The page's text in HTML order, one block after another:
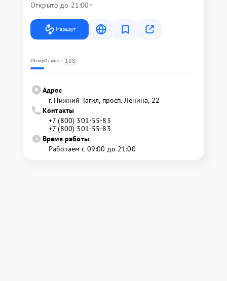
Открыто до 21:00
Маршрут
ОбзорОтзывы 188
Адрес
г. Нижний Тагил, просп. Ленина, 22
Контакты
+7 (800) 301-55-83
+7 (800) 301-55-83
Время работы
Работаем с 09:00 до 21:00